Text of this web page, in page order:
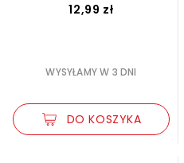
12,99 zł
WYSYŁAMY W 3 DNI
DO KOSZYKA